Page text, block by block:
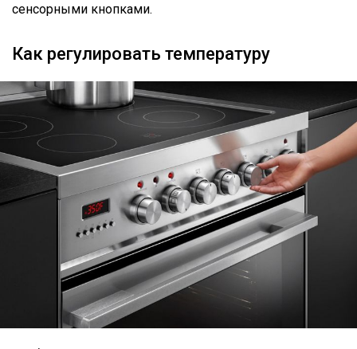
сенсорными кнопками.
Как регулировать температуру